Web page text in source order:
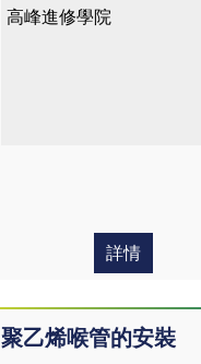
高峰進修學院
詳情
聚乙烯喉管的安裝